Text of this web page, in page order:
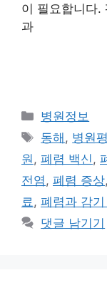
이 필요합니다.
과
카
테
리
병원정보
태
그
동해 , 병원
원, 폐렴 백신,
전염, 폐렴 증상,
료, 폐렴과 감기
댓글 남기기